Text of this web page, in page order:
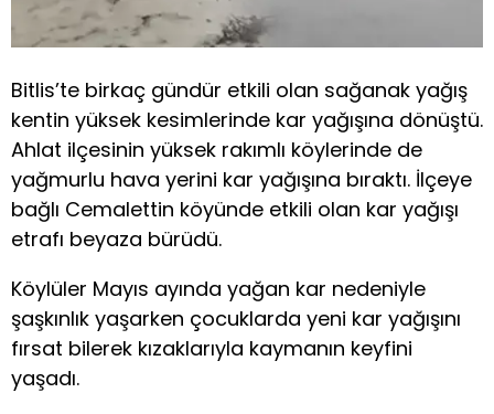
Bitlis’te birkaç gündür etkili olan sağanak yağış
kentin yüksek kesimlerinde kar yağışına dönüştü.
Ahlat ilçesinin yüksek rakımlı köylerinde de
yağmurlu hava yerini kar yağışına bıraktı. İlçeye
bağlı Cemalettin köyünde etkili olan kar yağışı
etrafı beyaza bürüdü.
Köylüler Mayıs ayında yağan kar nedeniyle
şaşkınlık yaşarken çocuklarda yeni kar yağışını
fırsat bilerek kızaklarıyla kaymanın keyfini
yaşadı.